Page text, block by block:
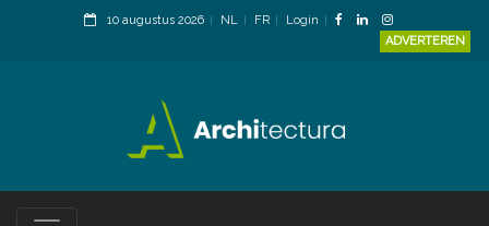
10 augustus 2026 NL FR
Login
ADVERTEREN